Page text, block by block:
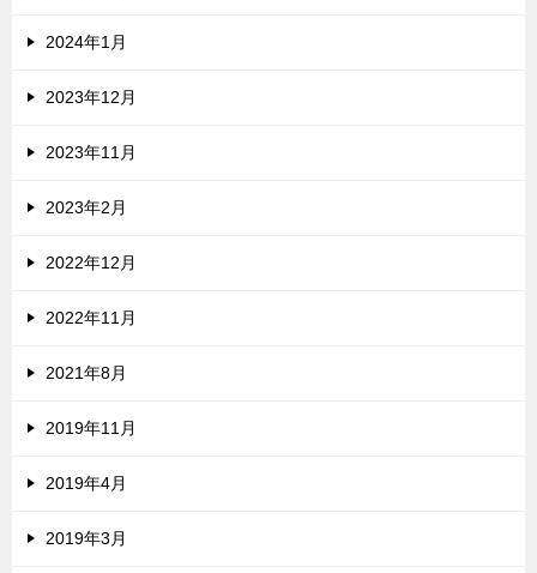
2024年1月
2023年12月
2023年11月
2023年2月
2022年12月
2022年11月
2021年8月
2019年11月
2019年4月
2019年3月